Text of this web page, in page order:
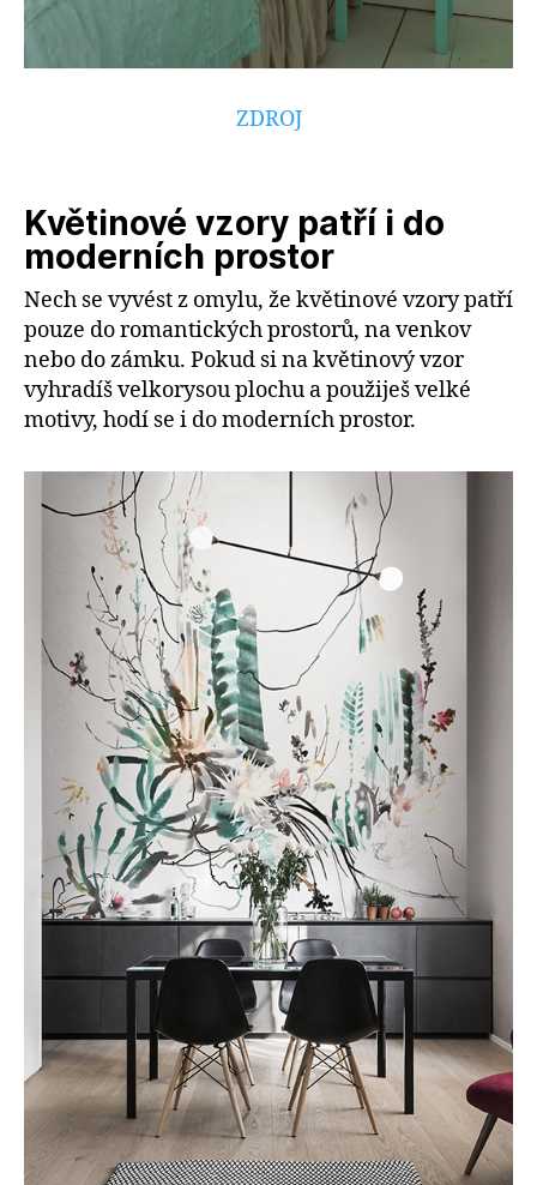
ZDROJ
Květinové vzory patří i do
moderních prostor
Nech se vyvést z omylu, že květinové vzory patří
pouze do romantických prostorů, na venkov
nebo do zámku. Pokud si na květinový vzor
vyhradíš velkorysou plochu a použiješ velké
motivy, hodí se i do moderních prostor.